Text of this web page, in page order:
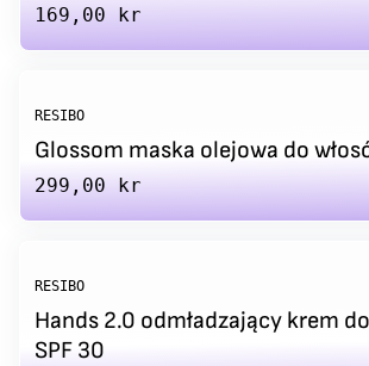
Regular price
169,00 kr
RESIBO
Glossom maska olejowa do
Regular price
299,00 kr
RESIBO
Hands 2.0 odmładzający krem
SPF 30